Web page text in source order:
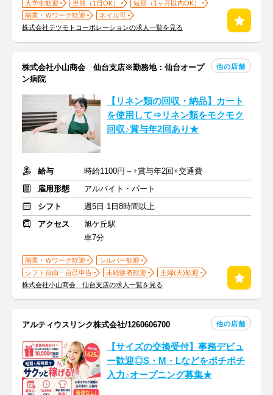
大学生歓迎 単発（1日OK）
短期（1ヶ月以内OK）
副業・Ｗワーク歓迎
ネイル可
株式会社テツモトコーポレーションの求人一覧を見る
株式会社小山商会 仙台支店※勤務地：仙台オープ
ン病院
他の店舗
【リネン類の回収・納品】カート
を使用して⇒リネン類をモクモク
回収♪賞与年2回あり★
給与
時給1100円～+賞与年2回+交通費
雇用形態
アルバイト・パート
シフト
週5日 1日8時間以上
アクセス
旭ケ丘駅
車7分
副業・Ｗワーク歓迎
シルバー歓迎
シフト自由・自己申告
未経験者歓迎
主婦(夫)歓迎
株式会社小山商会 仙台支店の求人一覧を見る
アルティウスリンク株式会社/1260606700 他の店舗
【サイズの交換受付】事務デビュ
ー歓迎◎S・M・Lなどをポチポチ
入力♪オープニング募集★